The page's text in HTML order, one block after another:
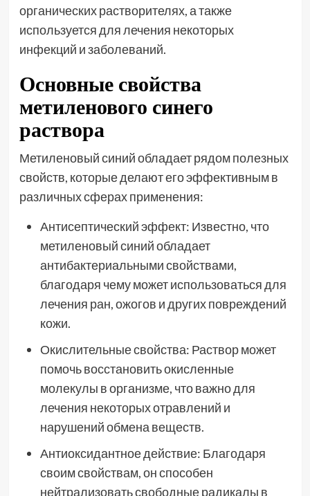
органических растворителях, а также
используется для лечения некоторых
инфекций и заболеваний.
Основные свойства
метиленового синего
раствора
Метиленовый синий обладает рядом полезных
свойств, которые делают его эффективным в
различных сферах применения:
Антисептический эффект: Известно, что
метиленовый синий обладает
антибактериальными свойствами,
благодаря чему может использоваться для
лечения ран, ожогов и других повреждений
кожи.
Окислительные свойства: Раствор может
помочь восстановить окисленные
молекулы в организме, что важно для
лечения некоторых отравлений и
нарушений обмена веществ.
Антиоксидантное действие: Благодаря
своим свойствам, он способен
нейтрализовать свободные радикалы в